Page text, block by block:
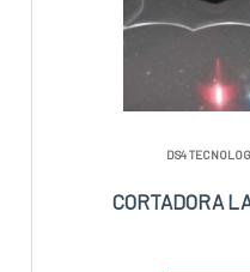
DS4
CORTADORA